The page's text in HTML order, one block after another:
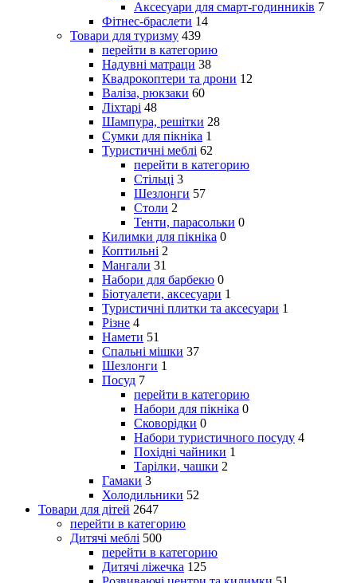
Аксесуари для смарт-годинників 7
Фітнес-браслети 14
Товари для туризму 439
перейти в категорию
Надувні матраци 38
Квадрокоптери та дрони 12
Валіза, рюкзаки 60
Ліхтарі 48
Шампура, решітки 28
Сумки для пікніка 1
Туристичні меблі 62
перейти в категорию
Стільці 3
Шезлонги 57
Столи 2
Тенти, парасольки 0
Килимки для пікніка 0
Коптильні 2
Мангали 31
Набори для барбекю 0
Біотуалети, аксесуари 1
Туристичні плитки та аксесуари 1
Різне 4
Намети 51
Спальні мішки 37
Шезлонги 1
Посуд 7
перейти в категорию
Набори для пікніка 0
Сковорідки 0
Набори туристичного посуду 4
Похідні чайники 1
Тарілки, чашки 2
Гамаки 3
Холодильники 52
Товари для дітей 2647
перейти в категорию
Дитячі меблі 500
перейти в категорию
Дитячі ліжечка 125